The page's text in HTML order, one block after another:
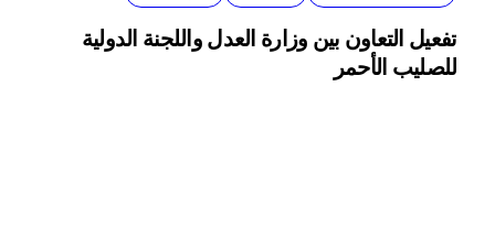
تفعيل التعاون بين وزارة العدل واللجنة الدولية
للصليب الأحمر